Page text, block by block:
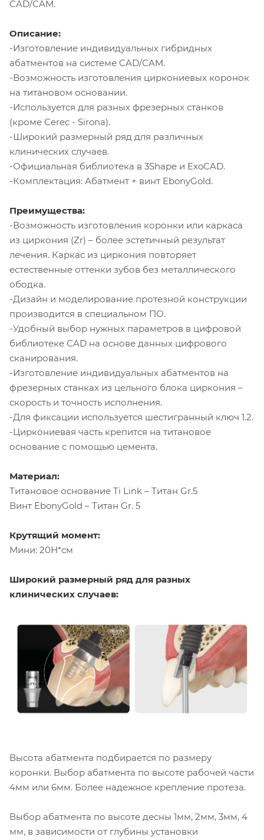
CAD/CAM.
Описание:
-Изготовление индивидуальных гибридных
абатментов на системе CAD/CAM.
-Возможность изготовления циркониевых коронок
на титановом основании.
-Используется для разных фрезерных станков
(кроме Cerec - Sirona).
-Широкий размерный ряд для различных
клинических случаев.
-Официальная библиотека в 3Shape и ExoCAD.
-Комплектация: Абатмент + винт EbonyGold.
Преимущества:
-Возможность изготовления коронки или каркаса
из циркония (Zr) – более эстетичный результат
лечения. Каркас из циркония повторяет
естественные оттенки зубов без металлического
ободка.
-Дизайн и моделирование протезной конструкции
производится в специальном ПО.
-Удобный выбор нужных параметров в цифровой
библиотеке CAD на основе данных цифрового
сканирования.
-Изготовление индивидуальных абатментов на
фрезерных станках из цельного блока циркония –
скорость и точность исполнения.
-Для фиксации используется шестигранный ключ 1.2.
-Циркониевая часть крепится на титановое
основание с помощью цемента.
Материал:
Титановое основание Ti Link – Титан Gr.5
Винт EbonyGold – Титан Gr. 5
Крутящий момент:
Мини: 20Н*см
Широкий размерный ряд для разных
клинических случаев:
Высота абатмента подбирается по размеру
коронки. Выбор абатмента по высоте рабочей части
4мм или 6мм. Более надежное крепление протеза.
Выбор абатмента по высоте десны 1мм, 2мм, 3мм, 4
мм, в зависимости от глубины установки